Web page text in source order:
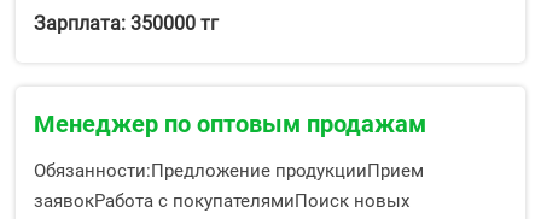
Зарплата: 350000 тг
Менеджер по оптовым продажам
Обязанности:Предложение продукцииПрием
заявокРабота с покупателямиПоиск новых